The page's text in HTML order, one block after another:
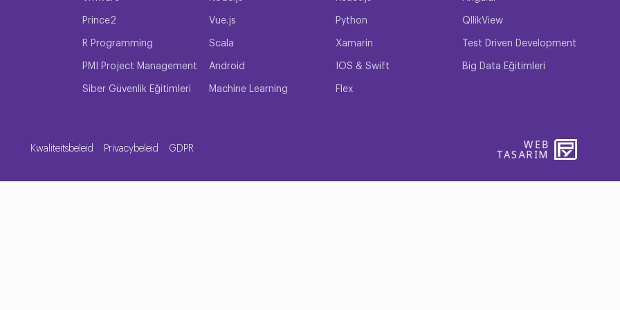
gösteren tanınmış ve saygın bir sertifika sağlar.
DevOps Uygulayıcısı (CDP) dahil olmak üzere birkaç farklı DevOps sertifika programı mevcuttur. DevOps
DevOps yaklaşımıyla çalışmak için gereken bilgi ve becerileri sağlamak üzere tasarlanmıştır.
ve iletişim gibi diğer önemli becerileri geliştirmelerine yardımcı olmak için tasarlanmıştır. DevOps sertifikaları,
Prince2 Vue.js Python QllikView
R Programming Scala Xamarin Test Driven Development
PMI Project Management Android IOS & Swift Big Data Eğitimleri
Siber Güvenlik Eğitimleri Machine Learning Flex
Kwaliteitsbeleid Privacybeleid GDPR WEB
TASARIM